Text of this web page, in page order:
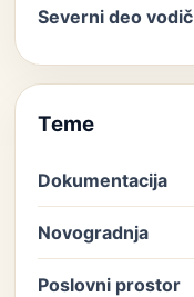
Severni deo vodič
Teme
Dokumentacija
Novogradnja
Poslovni prostor